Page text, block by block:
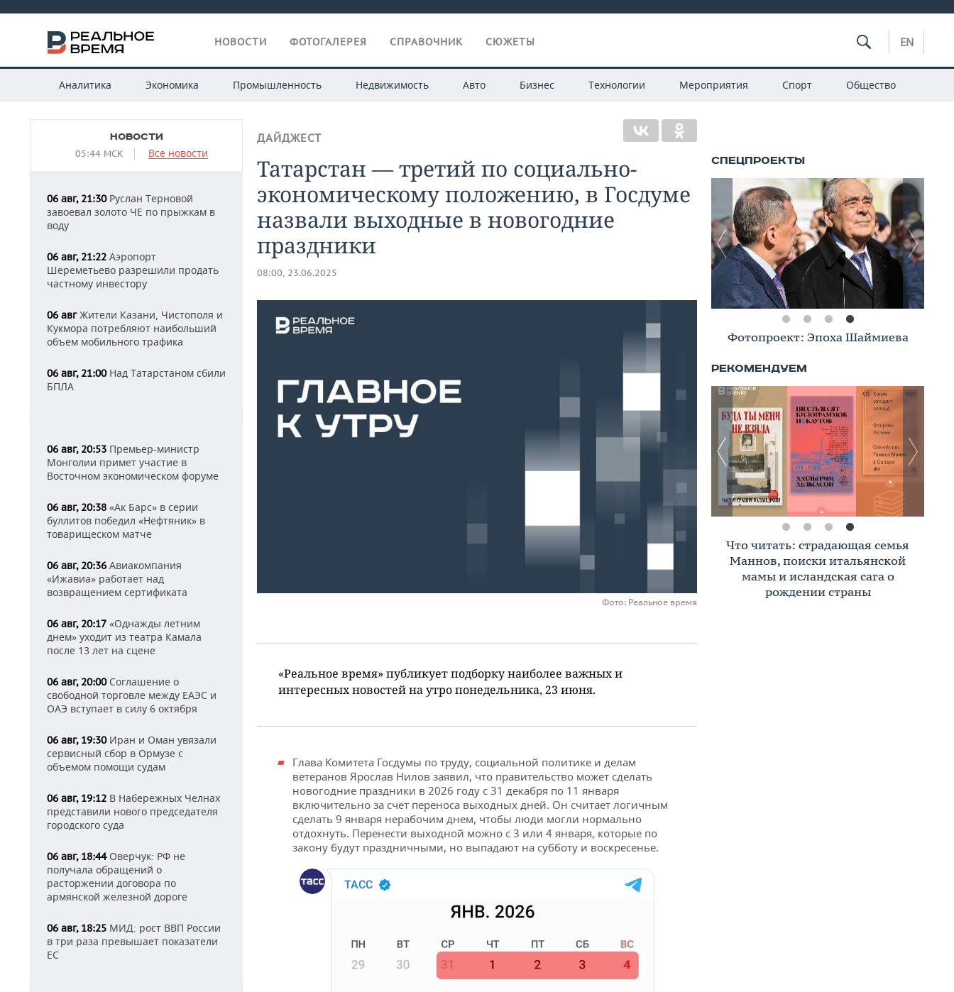
НОВОСТИ ФОТОГАЛЕРЕЯ СПРАВОЧНИК СЮЖЕТЫ EN
Аналитика Экономика Промышленность Недвижимость Авто Бизнес Технологии Мероприятия Спорт Общество
НОВОСТИ
05:44 МСК Все новости
06 авг, 21:30Руслан Терновой
завоевал золото ЧЕ по прыжкам в
воду
06 авг, 21:22 Аэропорт
Шереметьево разрешили продать
частному инвестору
06 авгЖители Казани, Чистополя и
Кукмора потребляют наибольший
объем мобильного трафика
06 авг, 21:00Над Татарстаном сбили
БПЛА
06 авг, 20:53 Премьер-министр
Монголии примет участие в
Восточном экономическом форуме
06 авг, 20:38 «Ак Барс» в серии
буллитов победил «Нефтяник» в
товарищеском матче
06 авг, 20:36 Авиакомпания
«Ижавиа» работает над
возвращением сертификата
06 авг, 20:17 «Однажды летним
днем» уходит из театра Камала
после 13 лет на сцене
06 авг, 20:00Соглашение о
свободной торговле между ЕАЭС и
ОАЭ вступает в силу 6 октября
06 авг, 19:30Иран и Оман увязали
сервисный сбор в Ормузе с
объемом помощи судам
06 авг, 19:12 В Набережных Челнах
представили нового председателя
городского суда
06 авг, 18:44Оверчук: РФ не
получала обращений о
расторжении договора по
армянской железной дороге
06 авг, 18:25 МИД: рост ВВП России
в три раза превышает показатели
ЕС
ДАЙДЖЕСТ
Татарстан — третий по социально-
экономическому положению, в Госдуме
назвали выходные в новогодние
праздники
08:00, 23.06.2025
Фото: Реальное время
«Реальное время» публикует подборку наиболее важных и
интересных новостей на утро понедельника, 23 июня.
Глава Комитета Госдумы по труду, социальной политике и делам
ветеранов Ярослав Нилов заявил, что правительство может сделать
новогодние праздники в 2026 году с 31 декабря по 11 января
включительно за счет переноса выходных дней. Он считает логичным
сделать 9 января нерабочим днем, чтобы люди могли нормально
отдохнуть. Перенести выходной можно с 3 или 4 января, которые по
закону будут праздничными, но выпадают на субботу и воскресенье.
Фотопроект: Эпоха Шаймиева
Что читать: страдающая семья
Маннов, поиски итальянской
мамы и исландская сага о
рождении страны